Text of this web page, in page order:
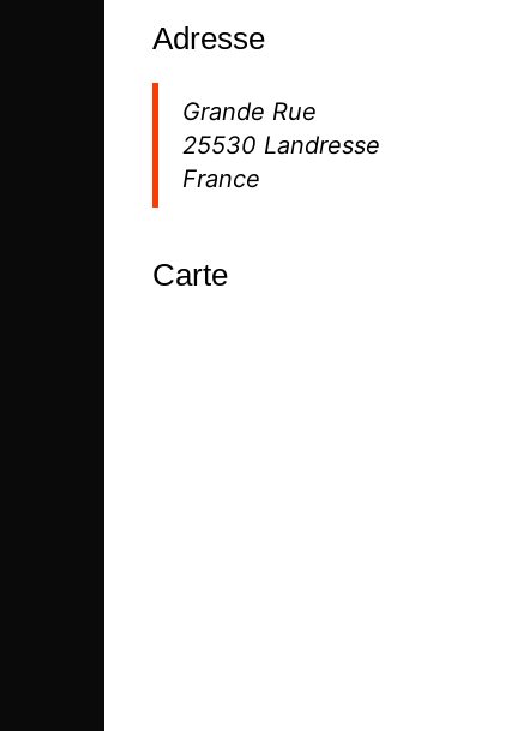
Adresse
Grande Rue
25530 Landresse
France
Carte